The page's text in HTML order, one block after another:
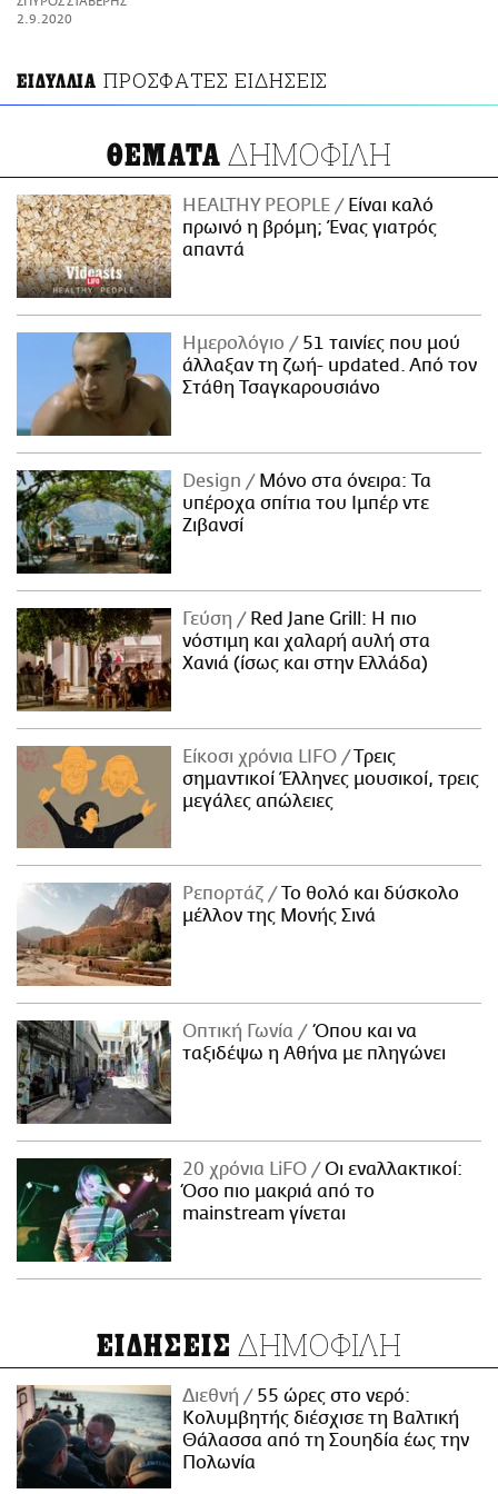
ΑΜΠΑ
2.9.2020
ΕΙΔΥΛΛΙΑ ΠΡΟΣΦΑΤΕΣ ΕΙΔΗΣΕΙΣ
ΘΕΜΑΤΑ ΔΗΜΟΦΙΛΗ
HEALTHY PEOPLE
Είναι καλό
πρωινό η βρόμη; Ένας γιατρός
απαντά
Ημερολόγιο
51 ταινίες που μού
άλλαξαν τη ζωή- updated. Aπό τον
Στάθη Τσαγκαρουσιάνο
Design
Μόνο στα όνειρα: Τα
υπέροχα σπίτια του Ιμπέρ ντε
Ζιβανσί
Γεύση
Red Jane Grill: Η πιο
νόστιμη και χαλαρή αυλή στα
Χανιά (ίσως και στην Ελλάδα)
Είκοσι χρόνια LIFO
Tρεις
σημαντικοί Έλληνες μουσικοί, τρεις
μεγάλες απώλειες
Ρεπορτάζ
Το θολό και δύσκολο
μέλλον της Μονής Σινά
Οπτική Γωνία
Όπου και να
ταξιδέψω η Αθήνα με πληγώνει
20 χρόνια LiFO
Οι εναλλακτικοί:
Όσο πιο μακριά από το
mainstream γίνεται
ΕΙΔΗΣΕΙΣ ΔΗΜΟΦΙΛΗ
Διεθνή
55 ώρες στο νερό:
Κολυμβητής διέσχισε τη Βαλτική
Θάλασσα από τη Σουηδία έως την
Πολωνία